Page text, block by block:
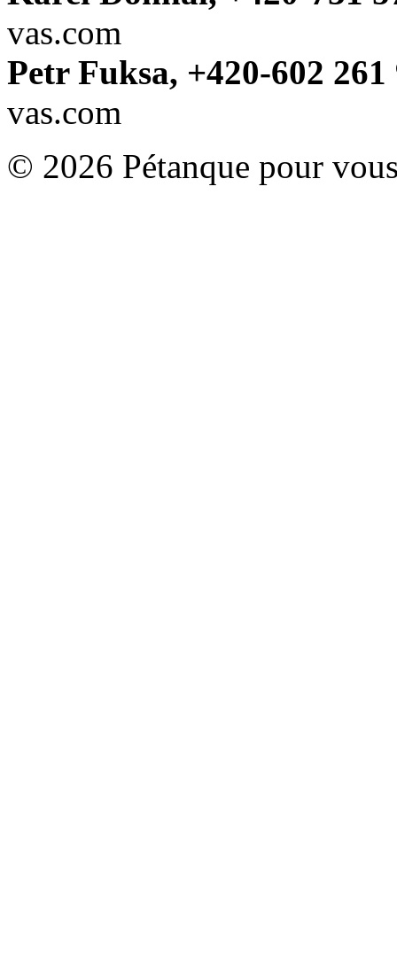
vas.com
Petr Fuksa, +420-602 261
vas.com
© 2026 Pétanque pour